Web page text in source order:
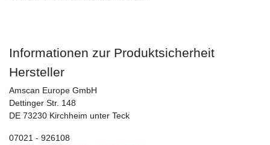
Informationen zur Produktsicherheit
Hersteller
Amscan Europe GmbH
Dettinger Str. 148
DE 73230 Kirchheim unter Teck
07021 - 926108